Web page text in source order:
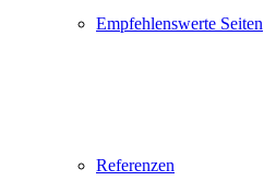
Empfehlenswerte Seiten
Referenzen